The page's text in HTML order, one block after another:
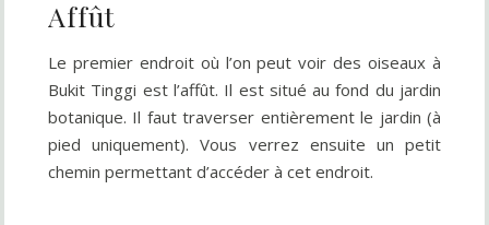
Affût
Le premier endroit où l’on peut voir des oiseaux à
Bukit Tinggi est l’affût. Il est situé au fond du jardin
botanique. Il faut traverser entièrement le jardin (à
pied uniquement). Vous verrez ensuite un petit
chemin permettant d’accéder à cet endroit.